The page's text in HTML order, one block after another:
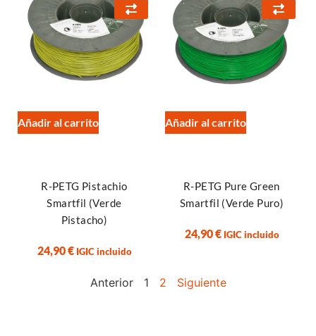
Añadir al carrito
R-PETG Pistachio
Smartfil (Verde
Pistacho)
24,90€ IGIC incluido
Añadir al carrito
R-PETG Pure Green
Smartfil (Verde Puro)
24,90€ IGIC incluido
Anterior 1 2 Siguiente